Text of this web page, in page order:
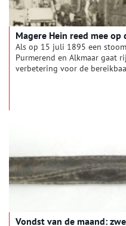
Magere Hein reed mee
Als op 15 juli 1895 een
Purmerend en Alkmaar gaat
verbetering voor de
Vondst van de maand: